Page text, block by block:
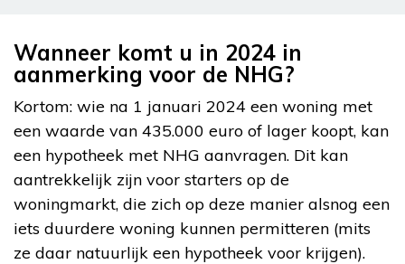
Wanneer komt u in 2024 in
aanmerking voor de NHG?
Kortom: wie na 1 januari 2024 een woning met
een waarde van 435.000 euro of lager koopt, kan
een hypotheek met NHG aanvragen. Dit kan
aantrekkelijk zijn voor starters op de
woningmarkt, die zich op deze manier alsnog een
iets duurdere woning kunnen permitteren (mits
ze daar natuurlijk een hypotheek voor krijgen).